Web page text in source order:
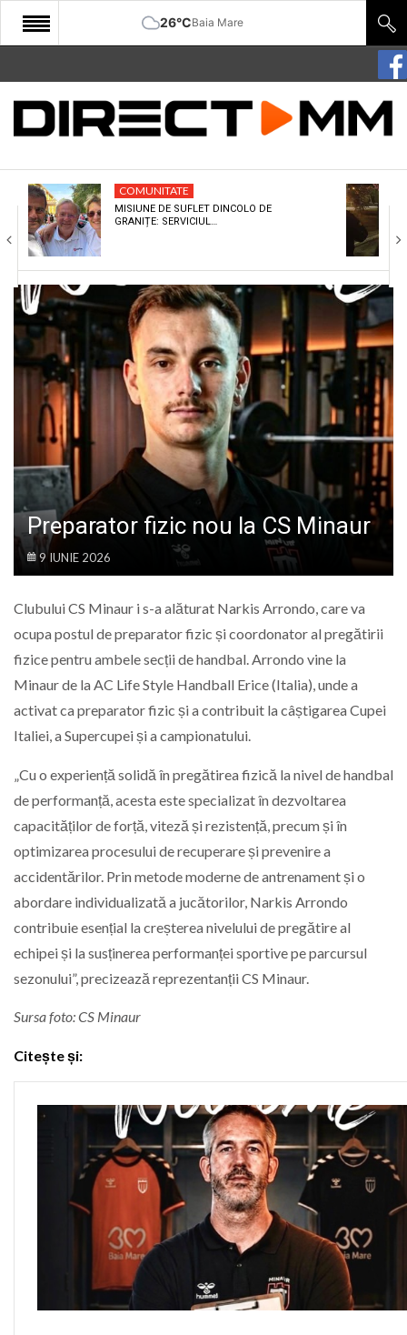
26°CBaia Mare
START
COMUNITATE
CULTURA
ECONOMIE
SANATATE
SPORT
SPECIAL
POLITIC
LIFE
COMUNITATE
MISIUNE DE SUFLET DINCOLO DE
GRANIȚE: SERVICIUL…
Preparator fizic nou la CS Minaur
9 IUNIE 2026
Clubului CS Minaur i s-a alăturat Narkis Arrondo, care va
ocupa postul de preparator fizic și coordonator al pregătirii
fizice pentru ambele secții de handbal. Arrondo vine la
Minaur de la AC Life Style Handball Erice (Italia), unde a
activat ca preparator fizic și a contribuit la câștigarea Cupei
Italiei, a Supercupei și a campionatului.
„Cu o experiență solidă în pregătirea fizică la nivel de handbal
de performanță, acesta este specializat în dezvoltarea
capacităților de forță, viteză și rezistență, precum și în
optimizarea procesului de recuperare și prevenire a
accidentărilor. Prin metode moderne de antrenament și o
abordare individualizată a jucătorilor, Narkis Arrondo
contribuie esențial la creșterea nivelului de pregătire al
echipei și la susținerea performanței sportive pe parcursul
sezonului”, precizează reprezentanții CS Minaur.
Sursa foto: CS Minaur
Citește și: